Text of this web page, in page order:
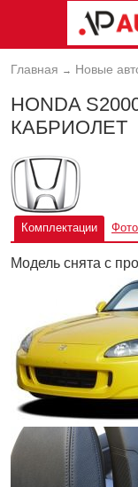
Главная → Новые
HONDA
КАБРИОЛЕТ
Комплектации
Модель снята с